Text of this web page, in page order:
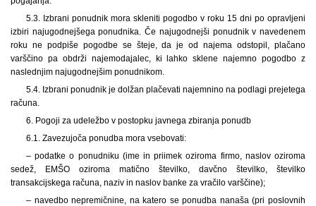
5.3. Izbrani ponudnik mora skleniti pogodbo v roku 15 dni po opravljeni
izbiri najugodnejšega ponudnika. Če najugodnejši ponudnik v navedenem
roku ne podpiše pogodbe se šteje, da je od najema odstopil, plačano
varščino pa obdrži najemodajalec, ki lahko sklene najemno pogodbo z
naslednjim najugodnejšim ponudnikom.
5.4. Izbrani ponudnik je dolžan plačevati najemnino na podlagi prejetega
računa.
6. Pogoji za udeležbo v postopku javnega zbiranja ponudb
6.1. Zavezujoča ponudba mora vsebovati:
– podatke o ponudniku (ime in priimek oziroma firmo, naslov oziroma
sedež, EMŠO oziroma matično številko, davčno številko, številko
transakcijskega računa, naziv in naslov banke za vračilo varščine);
– navedbo nepremičnine, na katero se ponudba nanaša (pri poslovnih